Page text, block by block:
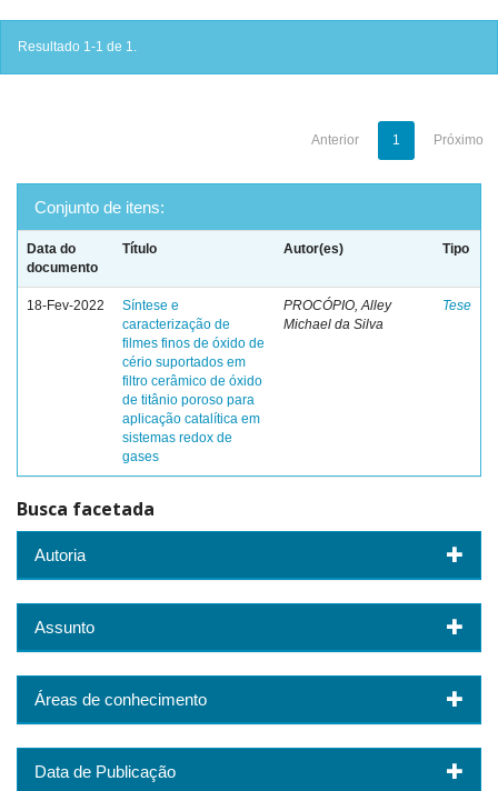
Resultado 1-1 de 1.
Anterior 1 Próximo
Conjunto de itens:
Data do
documento
Título Autor(es) Tipo
18-Fev-2022
Síntese e
caracterização de
filmes finos de óxido de
cério suportados em
filtro cerâmico de óxido
de titânio poroso para
aplicação catalítica em
sistemas redox de
gases
PROCÓPIO, Alley
Michael da Silva
Tese
Busca facetada
Autoria
Assunto
Áreas de conhecimento
Data de Publicação